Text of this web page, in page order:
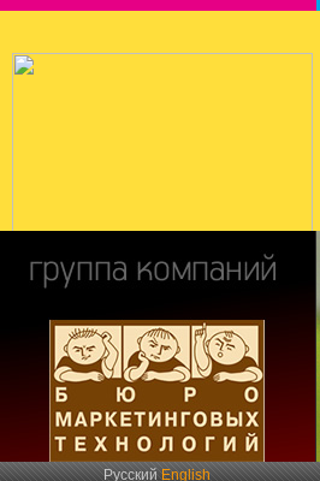
РусскийEnglish